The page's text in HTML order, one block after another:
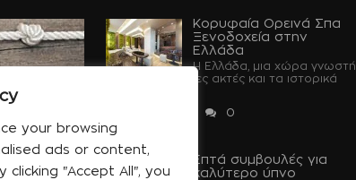
your browsing
ads or content,
"Accept All", you
Κορυφαία Ορεινά Σπα
Ξενοδοχεία στην
Ελλάδα
Η Ελλάδα, μια χώρα γνωστή
για τις απέραντες ακτές και τα ιστορικά
0
Επτά συμβουλές για
καλύτερο ύπνο